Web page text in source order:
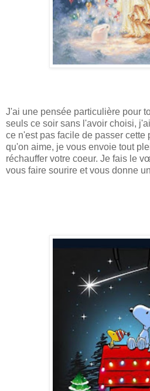
J'ai une pensée particulière pour
seuls ce soir sans l'avoir choisi,
ce n'est pas facile de passer cette
qu'on aime, je vous envoie tout
réchauffer votre coeur. Je fais le
vous faire sourire et vous donne